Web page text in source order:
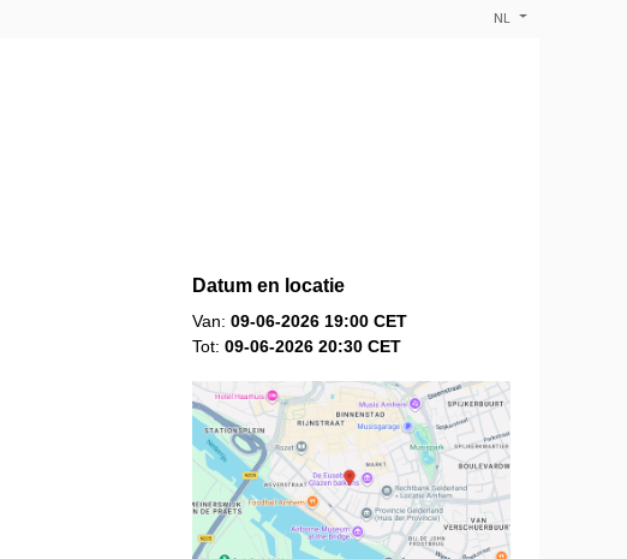
NL
Datum en locatie
Van: 09-06-2026 19:00 CET
Tot: 09-06-2026 20:30 CET